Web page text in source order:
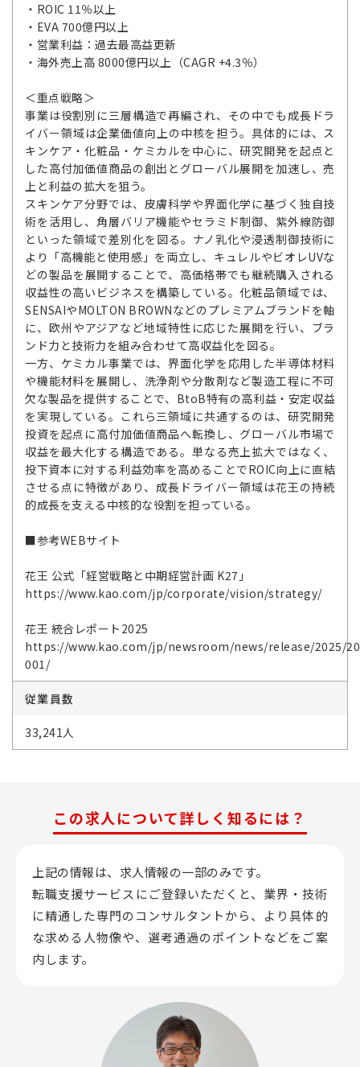
・ROIC 11％以上
・EVA 700億円以上
・営業利益：過去最高益更新
・海外売上高 8000億円以上（CAGR +4.3％）
＜重点戦略＞
事業は役割別に三層構造で再編され、その中でも成長ドラ
イバー領域は企業価値向上の中核を担う。具体的には、ス
キンケア・化粧品・ケミカルを中心に、研究開発を起点と
した高付加価値商品の創出とグローバル展開を加速し、売
上と利益の拡大を狙う。
スキンケア分野では、皮膚科学や界面化学に基づく独自技
術を活用し、角層バリア機能やセラミド制御、紫外線防御
といった領域で差別化を図る。ナノ乳化や浸透制御技術に
より「高機能と使用感」を両立し、キュレルやビオレUVな
どの製品を展開することで、高価格帯でも継続購入される
収益性の高いビジネスを構築している。化粧品領域では、
SENSAIやMOLTON BROWNなどのプレミアムブランドを軸
に、欧州やアジアなど地域特性に応じた展開を行い、ブラ
ンド力と技術力を組み合わせて高収益化を図る。
一方、ケミカル事業では、界面化学を応用した半導体材料
や機能材料を展開し、洗浄剤や分散剤など製造工程に不可
欠な製品を提供することで、BtoB特有の高利益・安定収益
を実現している。これら三領域に共通するのは、研究開発
投資を起点に高付加価値商品へ転換し、グローバル市場で
収益を最大化する構造である。単なる売上拡大ではなく、
投下資本に対する利益効率を高めることでROIC向上に直結
させる点に特徴があり、成長ドライバー領域は花王の持続
的成長を支える中核的な役割を担っている。
■参考WEBサイト
花王 公式「経営戦略と中期経営計画 K27」
https://www.kao.com/jp/corporate/vision/strategy/
花王 統合レポート2025
https://www.kao.com/jp/newsroom/news/release/2025/
001/
従業員数
33,241人
この求人について詳しく知るには？
上記の情報は、求人情報の一部のみです。
転職支援サービスにご登録いただくと、業界・技術
に精通した専門のコンサルタントから、 より具体的
な求める人物像や、選考通過のポイントなどをご案
内します。